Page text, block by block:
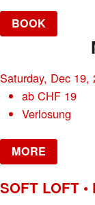
BOOK
Saturday, Dec 19,
abCHF 19
Verlosung
MORE
SOFT LOFT •